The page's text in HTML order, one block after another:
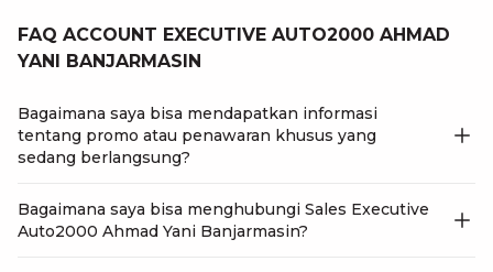
FAQ ACCOUNT EXECUTIVE AUTO2000 AHMAD
YANI BANJARMASIN
Bagaimana saya bisa mendapatkan informasi
tentang promo atau penawaran khusus yang
sedang berlangsung?
Bagaimana saya bisa menghubungi Sales Executive
Auto2000 Ahmad Yani Banjarmasin?